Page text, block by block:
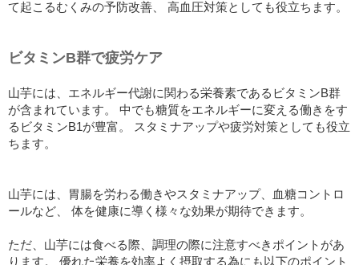
て起こるむくみの予防改善、 高血圧対策としても役立ちます。
ビタミンB群で疲労ケア
山芋には、エネルギー代謝に関わる栄養素であるビタミンB群
が含まれています。 中でも糖質をエネルギーに変える働きをす
るビタミンB1が豊富。 スタミナアップや疲労対策としても役立
ちます。
山芋には、胃腸を労わる働きやスタミナアップ、血糖コントロ
ールなど、 体を健康に導く様々な効果が期待できます。
ただ、山芋には食べる際、調理の際に注意すべきポイントがあ
ります。 優れた栄養を効率よく摂取する為にも以下のポイント